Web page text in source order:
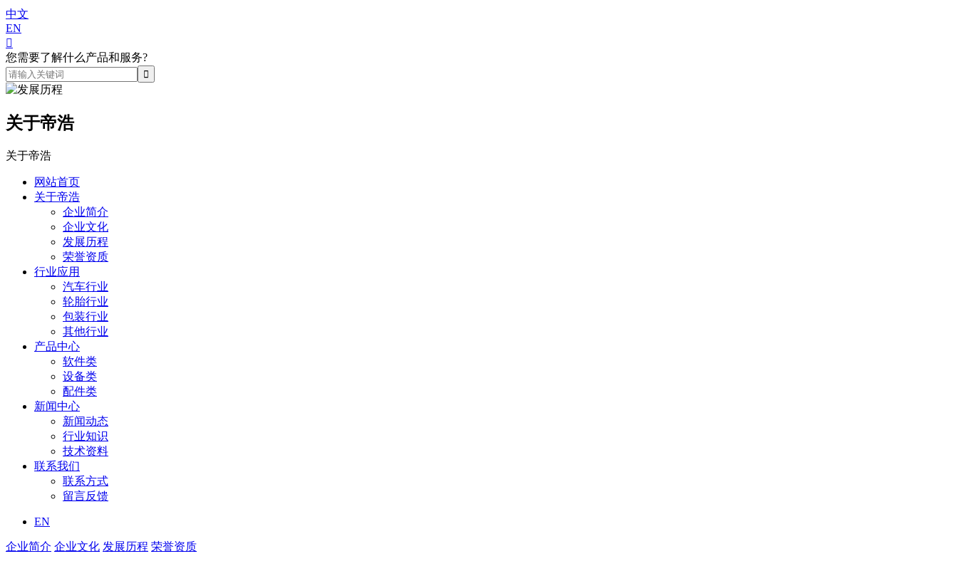
中文
EN

您需要了解什么产品和服务?
关于帝浩
关于帝浩
网站首页
关于帝浩
企业简介
企业文化
发展历程
荣誉资质
行业应用
汽车行业
轮胎行业
包装行业
其他行业
产品中心
软件类
设备类
配件类
新闻中心
新闻动态
行业知识
技术资料
联系我们
联系方式
留言反馈
EN
企业简介 企业文化 发展历程 荣誉资质